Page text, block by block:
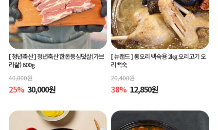
[ 청년축산 ]청년축산 한돈등심덧살(가브
리살) 600g
40,000원
25% 30,000원
[ 뉴랜드 ]통오리 백숙용 2kg 오리고기 오
리백숙
20,400원
38% 12,850원